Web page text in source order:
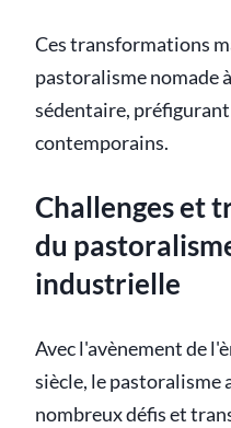
Ces transformations
pastoralisme nomade
sédentaire,
contemporains.
Challenges et
du
industrielle
Avec l'avènement de
siècle, le pastoralisme
nombreux défis et